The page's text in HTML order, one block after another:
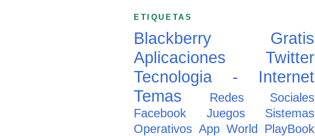
ETIQUETAS
Blackberry
Gratis
Aplicaciones
Twitter
Tecnologia - Internet
Temas
Redes Sociales
Facebook
Juegos
Sistemas
Operativos App World PlayBook